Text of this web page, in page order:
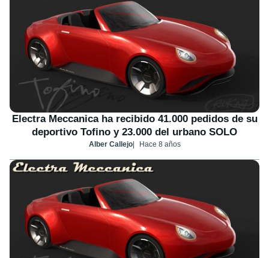
Electra Meccanica ha recibido 41.000 pedidos de su
deportivo Tofino y 23.000 del urbano SOLO
Alber Callejo Hace 8 años